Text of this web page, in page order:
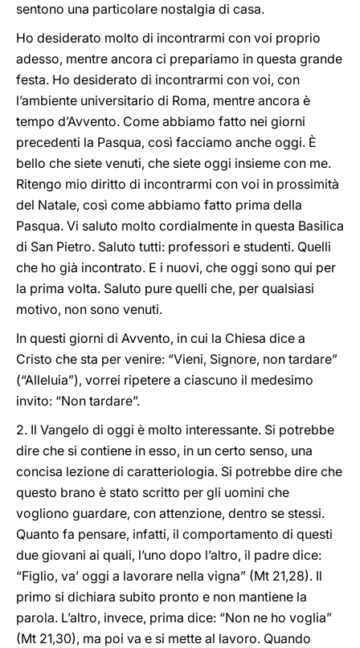
sentono una particolare nostalgia di casa.
Ho desiderato molto di incontrarmi con voi proprio
adesso, mentre ancora ci prepariamo in questa grande
festa. Ho desiderato di incontrarmi con voi, con
l’ambiente universitario di Roma, mentre ancora è
tempo d’Avvento. Come abbiamo fatto nei giorni
precedenti la Pasqua, così facciamo anche oggi. È
bello che siete venuti, che siete oggi insieme con me.
Ritengo mio diritto di incontrarmi con voi in prossimità
del Natale, così come abbiamo fatto prima della
Pasqua. Vi saluto molto cordialmente in questa Basilica
di San Pietro. Saluto tutti: professori e studenti. Quelli
che ho già incontrato. E i nuovi, che oggi sono qui per
la prima volta. Saluto pure quelli che, per qualsiasi
motivo, non sono venuti.
In questi giorni di Avvento, in cui la Chiesa dice a
Cristo che sta per venire: “Vieni, Signore, non tardare”
(“Alleluia”), vorrei ripetere a ciascuno il medesimo
invito: “Non tardare”.
2. Il Vangelo di oggi è molto interessante. Si potrebbe
dire che si contiene in esso, in un certo senso, una
concisa lezione di caratteriologia. Si potrebbe dire che
questo brano è stato scritto per gli uomini che
vogliono guardare, con attenzione, dentro se stessi.
Quanto fa pensare, infatti, il comportamento di questi
due giovani ai quali, l’uno dopo l’altro, il padre dice:
“Figlio, va’ oggi a lavorare nella vigna” (Mt 21,28). Il
primo si dichiara subito pronto e non mantiene la
parola. L’altro, invece, prima dice: “Non ne ho voglia”
(Mt 21,30), ma poi va e si mette al lavoro. Quando